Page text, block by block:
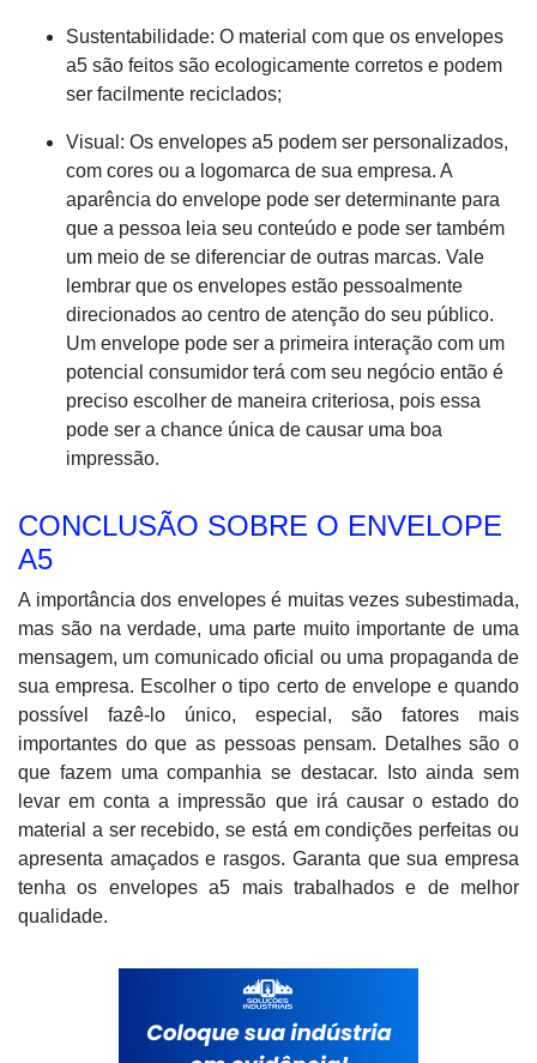
Sustentabilidade: O material com que os envelopes
a5 são feitos são ecologicamente corretos e podem
ser facilmente reciclados;
Visual: Os envelopes a5 podem ser personalizados,
com cores ou a logomarca de sua empresa. A
aparência do envelope pode ser determinante para
que a pessoa leia seu conteúdo e pode ser também
um meio de se diferenciar de outras marcas. Vale
lembrar que os envelopes estão pessoalmente
direcionados ao centro de atenção do seu público.
Um envelope pode ser a primeira interação com um
potencial consumidor terá com seu negócio então é
preciso escolher de maneira criteriosa, pois essa
pode ser a chance única de causar uma boa
impressão.
CONCLUSÃO SOBRE O ENVELOPE
A5
A importância dos envelopes é muitas vezes subestimada,
mas são na verdade, uma parte muito importante de uma
mensagem, um comunicado oficial ou uma propaganda de
sua empresa. Escolher o tipo certo de envelope e quando
possível fazê-lo único, especial, são fatores mais
importantes do que as pessoas pensam. Detalhes são o
que fazem uma companhia se destacar. Isto ainda sem
levar em conta a impressão que irá causar o estado do
material a ser recebido, se está em condições perfeitas ou
apresenta amaçados e rasgos. Garanta que sua empresa
tenha os envelopes a5 mais trabalhados e de melhor
qualidade.